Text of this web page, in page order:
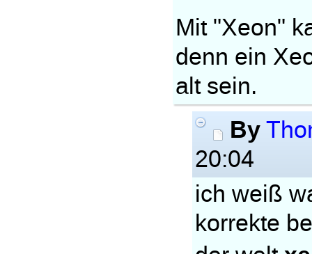
Mit "Xeon"
denn ein
alt sein.
By
20:04
ich weiß
korrekte